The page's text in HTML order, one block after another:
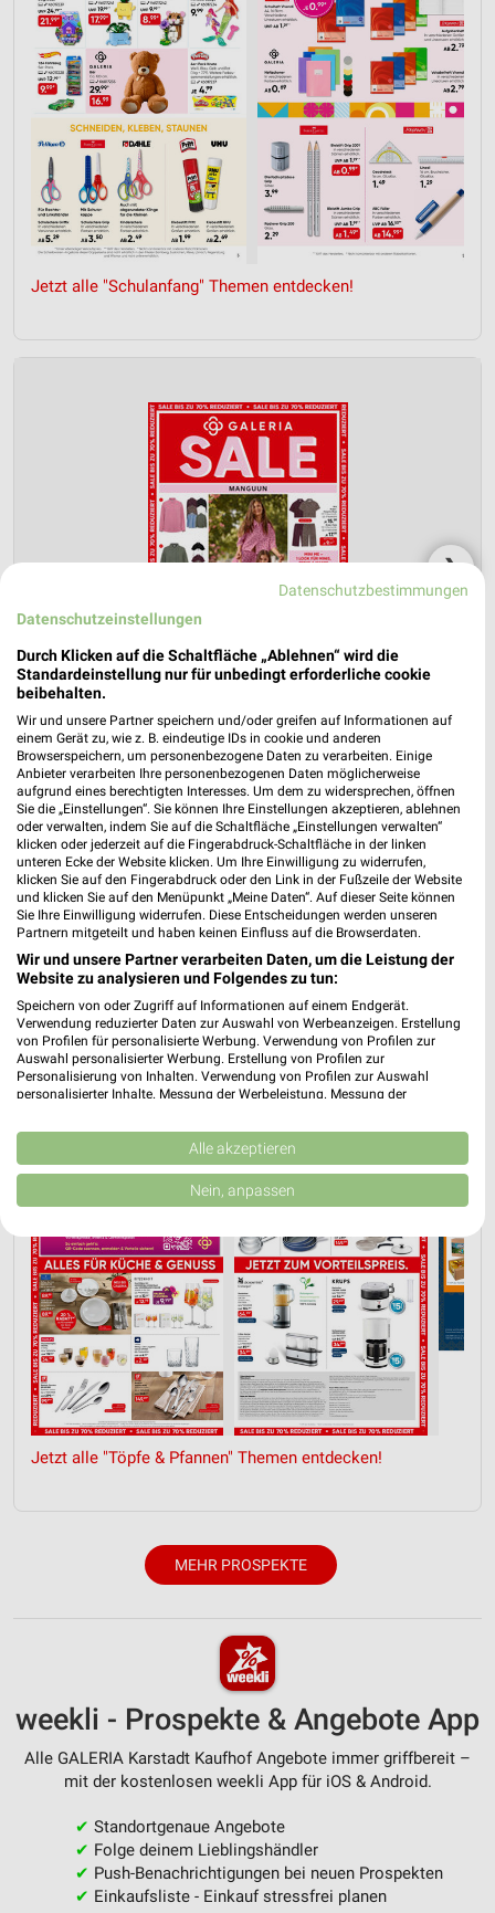
Jetzt alle "Schulanfang" Themen entdecken!
❯
GALERIA Karstadt Kaufhof Prospekt für
Karlsruhe ab Mi. den 05.08.
Gültig von 05. Aug. bis 18. Aug.
📅 Kalendereintrag erstellen
PROSPEKT BLÄTTERN
TÖPFE & PFANNEN GESCHENKIDEEN FÜR SIE
Jetzt alle "Töpfe & Pfannen" Themen entdecken!
MEHR PROSPEKTE
weekli - Prospekte & Angebote App
Alle GALERIA Karstadt Kaufhof Angebote immer griffbereit –
mit der kostenlosen weekli App für iOS & Android.
✔ Standortgenaue Angebote
✔ Folge deinem Lieblingshändler
✔ Push-Benachrichtigungen bei neuen Prospekten
✔ Einkaufsliste - Einkauf stressfrei planen
Datenschutzbestimmungen
Datenschutzeinstellungen
Durch Klicken auf die Schaltfläche „Ablehnen“ wird die
Standardeinstellung nur für unbedingt erforderliche cookie
beibehalten.
Wir und unsere Partner speichern und/oder greifen auf Informationen auf
einem Gerät zu, wie z. B. eindeutige IDs in cookie und anderen
Browserspeichern, um personenbezogene Daten zu verarbeiten. Einige
Anbieter verarbeiten Ihre personenbezogenen Daten möglicherweise
aufgrund eines berechtigten Interesses. Um dem zu widersprechen, öffnen
Sie die „Einstellungen“. Sie können Ihre Einstellungen akzeptieren, ablehnen
oder verwalten, indem Sie auf die Schaltfläche „Einstellungen verwalten“
klicken oder jederzeit auf die Fingerabdruck-Schaltfläche in der linken
unteren Ecke der Website klicken. Um Ihre Einwilligung zu widerrufen,
klicken Sie auf den Fingerabdruck oder den Link in der Fußzeile der Website
und klicken Sie auf den Menüpunkt „Meine Daten“. Auf dieser Seite können
Sie Ihre Einwilligung widerrufen. Diese Entscheidungen werden unseren
Partnern mitgeteilt und haben keinen Einfluss auf die Browserdaten.
Wir und unsere Partner verarbeiten Daten, um die Leistung der
Website zu analysieren und Folgendes zu tun:
Speichern von oder Zugriff auf Informationen auf einem Endgerät.
Verwendung reduzierter Daten zur Auswahl von Werbeanzeigen. Erstellung
von Profilen für personalisierte Werbung. Verwendung von Profilen zur
Auswahl personalisierter Werbung. Erstellung von Profilen zur
Personalisierung von Inhalten. Verwendung von Profilen zur Auswahl
personalisierter Inhalte. Messung der Werbeleistung. Messung der
Kombinationen von Daten aus verschiedenen Quellen. Entwicklung und
Verbesserung der Angebote. Verwendung reduzierter Daten zur Auswahl
von Inhalten.
Daten können außerhalb der Europäischen Union weitergegeben und in die
USA gesendet werden.
Website/App.
Partnerliste anzeigen (1 IAB-Anbieter)
Wir nutzen Ihre Daten für folgende Zwecke:
IAB-Verarbeitungszwecke:
Speichern von oder Zugriff auf Informationen
auf einem Endgerät
Verwendung reduzierter Daten zur Auswahl von
Verwendung von Profilen zur Auswahl
personalisierter Werbung
Verwendung von Profilen zur Auswahl
Messung der Performance von Inhalten
Analyse von Zielgruppen durch Statistiken oder
Kombinationen von Daten aus verschiedenen
Quellen
Alle akzeptieren
Nein, anpassen